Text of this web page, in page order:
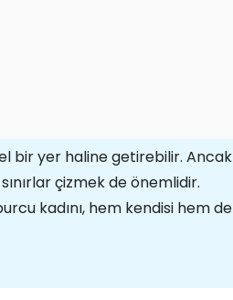
bir yer haline getirebilir. Ancak
çizmek de önemlidir.
kadını, hem kendisi hem de